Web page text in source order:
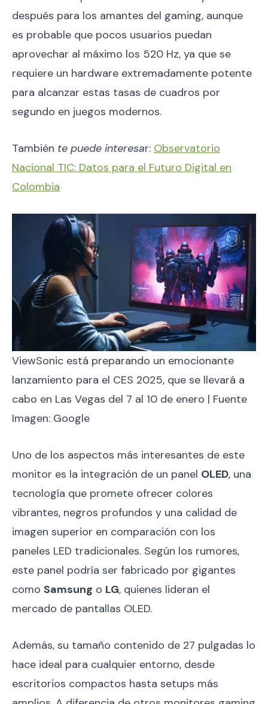
después para los amantes del gaming, aunque
es probable que pocos usuarios puedan
aprovechar al máximo los 520 Hz, ya que se
requiere un hardware extremadamente potente
para alcanzar estas tasas de cuadros por
segundo en juegos modernos.
También te puede interesar: Observatorio
Nacional TIC: Datos para el Futuro Digital en
Colombia
ViewSonic está preparando un emocionante
lanzamiento para el CES 2025, que se llevará a
cabo en Las Vegas del 7 al 10 de enero | Fuente
Imagen: Google
Uno de los aspectos más interesantes de este
monitor es la integración de un panel OLED, una
tecnología que promete ofrecer colores
vibrantes, negros profundos y una calidad de
imagen superior en comparación con los
paneles LED tradicionales. Según los rumores,
este panel podría ser fabricado por gigantes
como Samsung o LG, quienes lideran el
mercado de pantallas OLED.
Además, su tamaño contenido de 27 pulgadas lo
hace ideal para cualquier entorno, desde
escritorios compactos hasta setups más